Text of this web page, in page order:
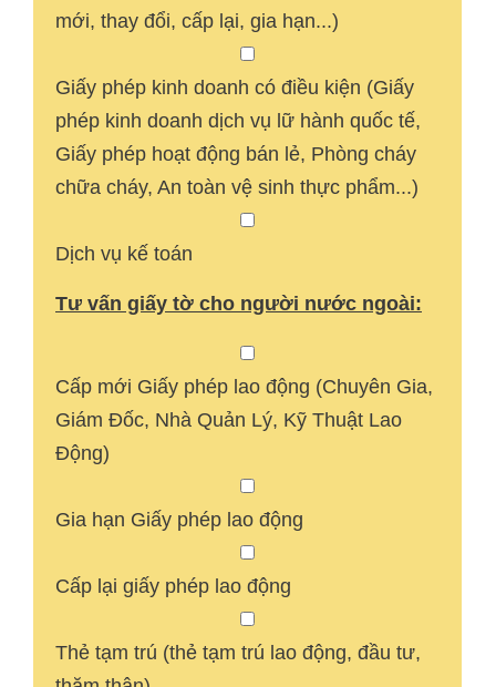
mới, thay đổi, cấp lại, gia hạn...)
Giấy phép kinh doanh có điều kiện (Giấy
phép kinh doanh dịch vụ lữ hành quốc tế,
Giấy phép hoạt động bán lẻ, Phòng cháy
chữa cháy, An toàn vệ sinh thực phẩm...)
Dịch vụ kế toán
Tư vấn giấy tờ cho người nước ngoài:
Cấp mới Giấy phép lao động (Chuyên Gia,
Giám Đốc, Nhà Quản Lý, Kỹ Thuật Lao
Động)
Gia hạn Giấy phép lao động
Cấp lại giấy phép lao động
Thẻ tạm trú (thẻ tạm trú lao động, đầu tư,